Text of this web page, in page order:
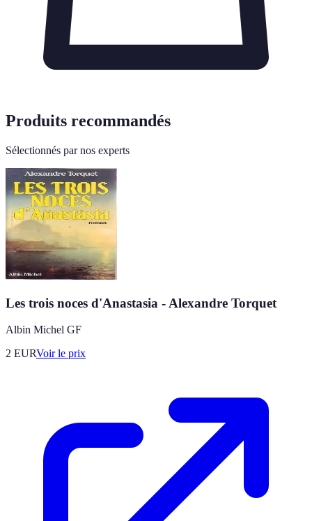
Produits recommandés
Sélectionnés par nos experts
Les trois noces d'Anastasia - Alexandre Torquet
Albin Michel GF
2 EURVoir le prix